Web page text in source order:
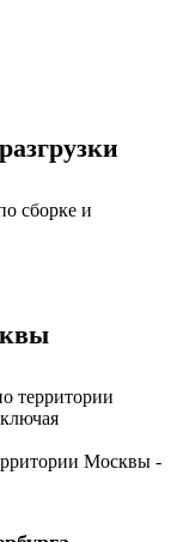
сборке и
территории
Москвы -